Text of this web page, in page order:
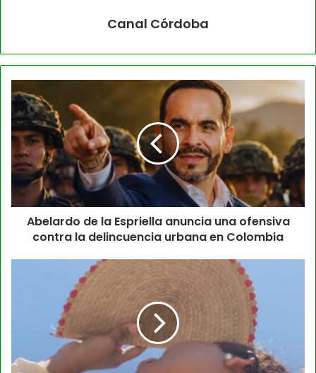
Canal Córdoba
Abelardo de la Espriella anuncia una ofensiva
contra la delincuencia urbana en Colombia